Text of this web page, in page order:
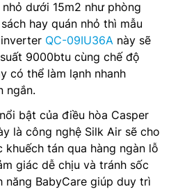
dưới 15m2 như phòng
hay quán nhỏ thì mẫu
QC-09IU36A này sẽ
9000btu cùng chế độ
có thể làm lạnh nhanh
ngắn.
bật của điều hòa Casper
là công nghệ Silk Air sẽ cho
tán qua hàng ngàn lỗ
giác dễ chịu và tránh sốc
năng BabyCare giúp duy trì